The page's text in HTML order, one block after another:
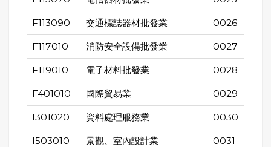
F113090 交通標誌器材批發業 0026
F117010 消防安全設備批發業 0027
F119010 電子材料批發業 0028
F401010 國際貿易業 0029
I301020 資料處理服務業 0030
I503010 景觀、室內設計業 0031